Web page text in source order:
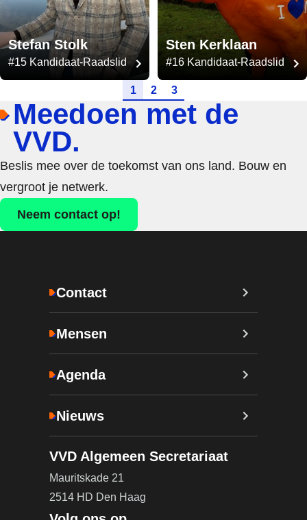
Stefan Stolk
#15 Kandidaat-Raadslid
Sten Kerklaan
#16 Kandidaat-Raadslid
Ga naar pagina
1 Ga naar pagina
2 Ga naar pagina
3
Meedoen met de
VVD.
Beslis mee over de toekomst van ons land. Bouw en
vergroot je netwerk.
Neem contact op!
Contact
Mensen
Agenda
Nieuws
VVD Algemeen Secretariaat
Mauritskade 21
2514 HD Den Haag